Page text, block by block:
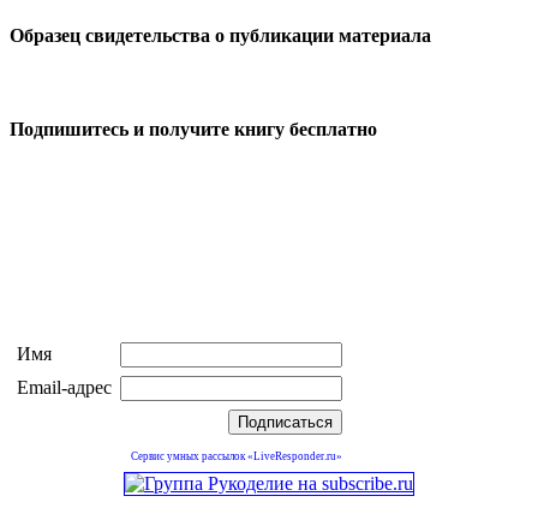
Образец свидетельства о публикации материала
Подпишитесь и получите книгу бесплатно
Имя
Email-адрес
Сервис умных рассылок «LiveResponder.ru»